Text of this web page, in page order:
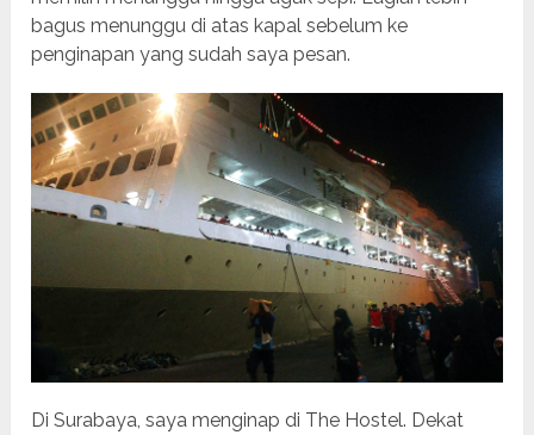
bagus menunggu di atas kapal sebelum ke
penginapan yang sudah saya pesan.
Di Surabaya, saya menginap di The Hostel. Dekat